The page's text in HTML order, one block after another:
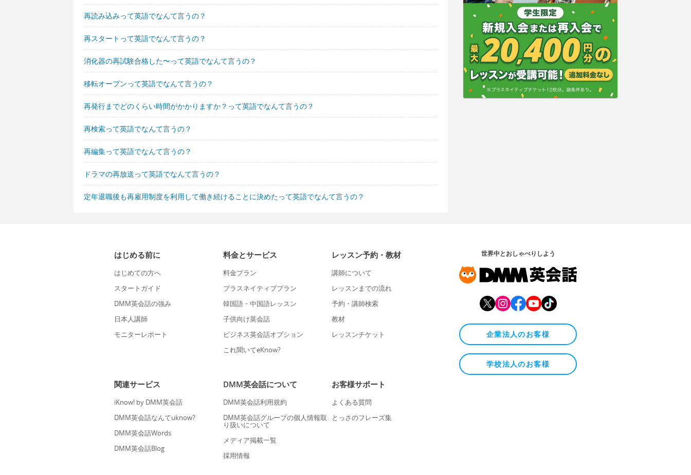
再読み込みって英語でなんて言うの？
再スタートって英語でなんて言うの？
消化器の再試験合格した〜って英語でなんて言うの？
移転オープンって英語でなんて言うの？
再発行までどのくらい時間がかかりますか？って英語でなんて言うの？
再検索って英語でなんて言うの？
再編集って英語でなんて言うの？
ドラマの再放送って英語でなんて言うの？
定年退職後も再雇用制度を利用して働き続けることに決めたって英語でなんて言うの？
はじめる前に
はじめての方へ
スタートガイド
DMM英会話の強み
日本人講師
モニターレポート
料金とサービス
料金プラン
プラスネイティブプラン
韓国語・中国語レッスン
子供向け英会話
ビジネス英会話オプション
これ聞いてeKnow?
レッスン予約・教材
講師について
レッスンまでの流れ
予約・講師検索
教材
レッスンチケット
関連サービス
iKnow! by DMM英会話
DMM英会話なんてuknow?
DMM英会話Words
DMM英会話Blog
DMM英会話について
DMM英会話利用規約
DMM英会話グループの個人情報取
り扱いについて
メディア掲載一覧
採用情報
お客様サポート
よくある質問
とっさのフレーズ集
世界中とおしゃべりしよう
企業法人のお客様
学校法人のお客様